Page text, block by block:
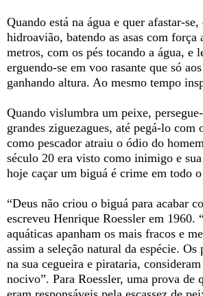
Quando está na água e quer afastar-
hidroavião, batendo as asas com força
metros, com os pés tocando a água, e
erguendo-se em voo rasante que só
ganhando altura. Ao mesmo tempo
Quando vislumbra um peixe,
grandes ziguezagues, até pegá-lo com
como pescador atraiu o ódio do
século 20 era visto como inimigo e
hoje caçar um biguá é crime em todo
“Deus não criou o biguá para acabar
escreveu Henrique Roessler em 1960.
aquáticas apanham os mais fracos e
assim a seleção natural da espécie. Os
na sua cegueira e pirataria,
nocivo”. Para Roessler, uma prova de